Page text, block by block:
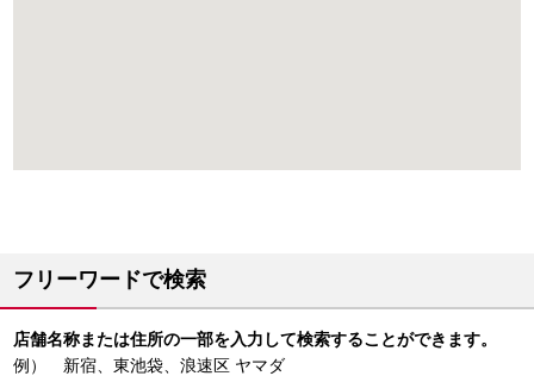
フリーワードで検索
店舗名称または住所の一部を入力して検索することができます。
例） 新宿、東池袋、浪速区 ヤマダ